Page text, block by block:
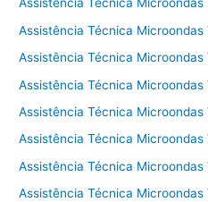
Assistência Técnica Microondas
Assistência Técnica Microondas
Assistência Técnica Microondas
Assistência Técnica Microondas
Assistência Técnica Microondas
Assistência Técnica Microondas
Assistência Técnica Microondas
Assistência Técnica Microondas